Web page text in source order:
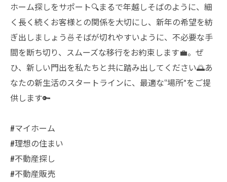
ホーム探しをサポート🔍まるで年越しそばのように、細
く長く続くお客様との関係を大切にし、新年の希望を紡
ぎ出しましょう🍜そばが切れやすいように、不必要な手
間を断ち切り、スムーズな移行をお約束します💼。ぜ
ひ、新しい門出を私たちと共に踏み出してください🌅あ
なたの新生活のスタートラインに、最適な“場所”をご提
供します🔑
#マイホーム
#理想の住まい
#不動産探し
#不動産販売